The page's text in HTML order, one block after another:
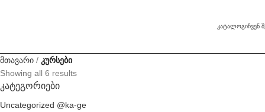
ᲙᲐᲢᲐᲚᲝᲒᲘᲩᲕᲔᲜ
მთავარი
კურსები
Showing all 6 results
ᲙᲐᲢᲔᲒᲝᲠᲘᲔᲑᲘ
Uncategorized @ka-ge